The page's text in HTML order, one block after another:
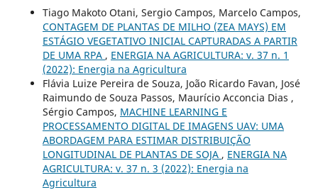
Tiago Makoto Otani, Sergio Campos, Marcelo Campos,
CONTAGEM DE PLANTAS DE MILHO (ZEA MAYS) EM
ESTÁGIO VEGETATIVO INICIAL CAPTURADAS A PARTIR
DE UMA RPA , ENERGIA NA AGRICULTURA: v. 37 n. 1
(2022): Energia na Agricultura
Flávia Luize Pereira de Souza, João Ricardo Favan, José
Raimundo de Souza Passos, Maurício Acconcia Dias ,
Sérgio Campos, MACHINE LEARNING E
PROCESSAMENTO DIGITAL DE IMAGENS UAV: UMA
ABORDAGEM PARA ESTIMAR DISTRIBUIÇÃO
LONGITUDINAL DE PLANTAS DE SOJA , ENERGIA NA
AGRICULTURA: v. 37 n. 3 (2022): Energia na
Agricultura